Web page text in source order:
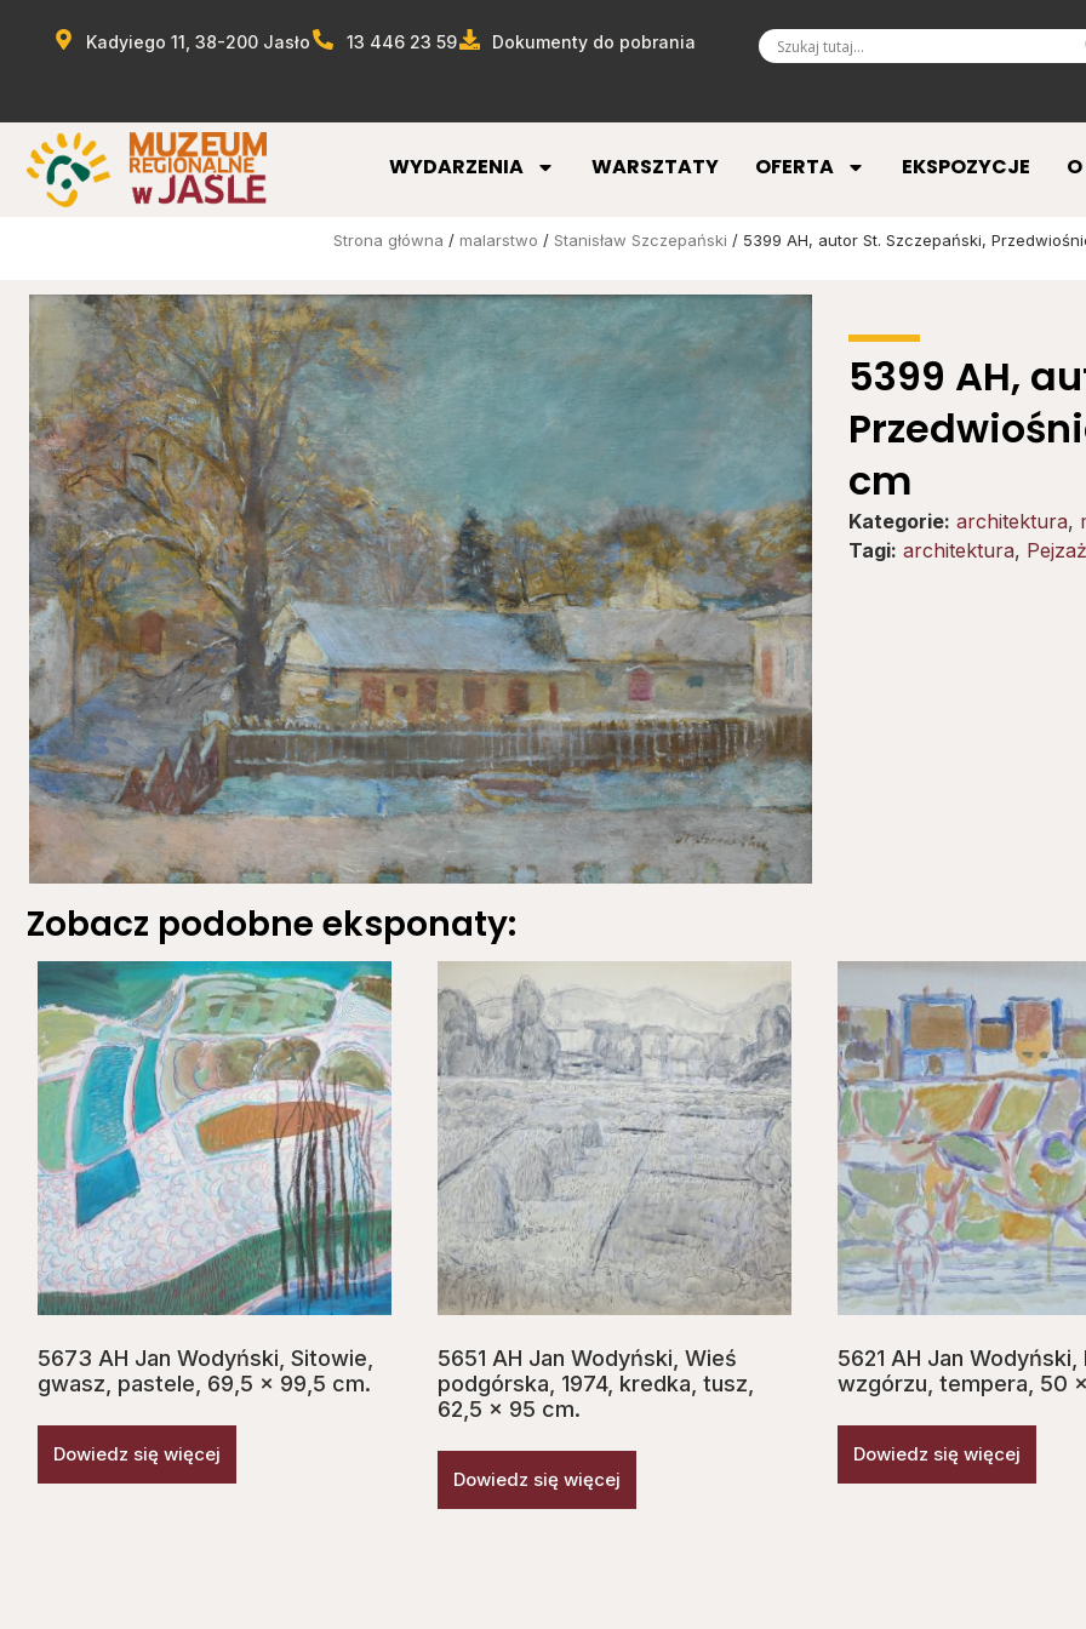
Kadyiego 11, 38-200 Jasło 13 446 23 59 Dokumenty do pobrania
WYDARZENIA WARSZTATY OFERTA EKSPOZYCJE
Strona główna / malarstwo / Stanisław Szczepański / 5399 AH, autor St. Szczepański,
5399 AH,
cm
Kategorie: architektura,
Tagi: architektura, Pejzaż
Zobacz podobne eksponaty:
5673 AH Jan Wodyński, Sitowie,
gwasz, pastele, 69,5 x 99,5 cm.
Dowiedz się więcej
5651 AH Jan Wodyński, Wieś
podgórska, 1974, kredka, tusz,
62,5 x 95 cm.
Dowiedz się więcej
5621 AH Jan Wodyński,
wzgórzu, tempera, 50
Dowiedz się więcej